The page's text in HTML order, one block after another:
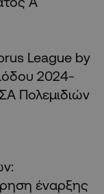
League by
2024-
Πολεμιδιών
έναρξης